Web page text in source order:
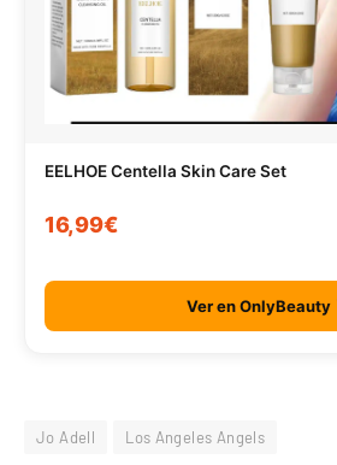
EELHOE Centella Skin Care Set
16,99€
Ver en OnlyBeauty
Jo Adell Los Angeles Angels